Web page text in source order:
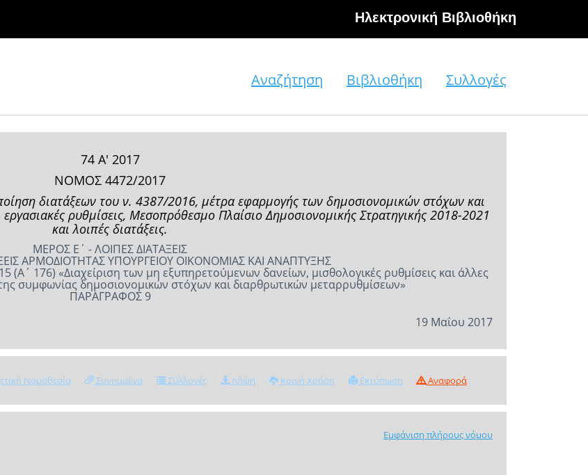
Hλεκτρονική Βιβλιοθήκη
Αναζήτηση Βιβλιοθήκη Συλλογές
74 Α' 2017
ΝΟΜΟΣ 4472/2017
διατάξεων του ν. 4387/2016, μέτρα εφαρμογής των δημοσιονομικών στόχων και
ρυθμίσεις, Μεσοπρόθεσμο Πλαίσιο Δημοσιονομικής Στρατηγικής 2018-2021
και λοιπές διατάξεις.
ΜΕΡΟΣ Ε΄ - ΛΟΙΠΕΣ ΔΙΑΤΑΞΕΙΣ
ΑΡΜΟΔΙΟΤΗΤΑΣ ΥΠΟΥΡΓΕΙΟΥ ΟΙΚΟΝΟΜΙΑΣ ΚΑΙ ΑΝΑΠΤΥΞΗΣ
176) «Διαχείριση των μη εξυπηρετούμενων δανείων, μισθολογικές ρυθμίσεις και άλλες
συμφωνίας δημοσιονομικών στόχων και διαρθρωτικών μεταρρυθμίσεων»
ΠΑΡΑΓΡΑΦΟΣ 9
19 Μαΐου 2017
Νομοθεσία Συνημμένα Συλλογές Λήψη Κοινή Χρήση Εκτύπωση Αναφορά
Εμφάνιση πλήρους νόμου